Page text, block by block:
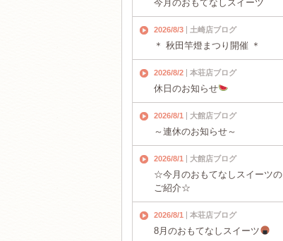
今月のおもてなしスイーツ
2026/8/3 土崎店ブログ
＊ 秋田竿燈まつり開催 ＊
2026/8/2 本荘店ブログ
休日のお知らせ
2026/8/1 大館店ブログ
～連休のお知らせ～
2026/8/1 大館店ブログ
☆今月のおもてなしスイーツの
ご紹介☆
2026/8/1 本荘店ブログ
8月のおもてなしスイーツ